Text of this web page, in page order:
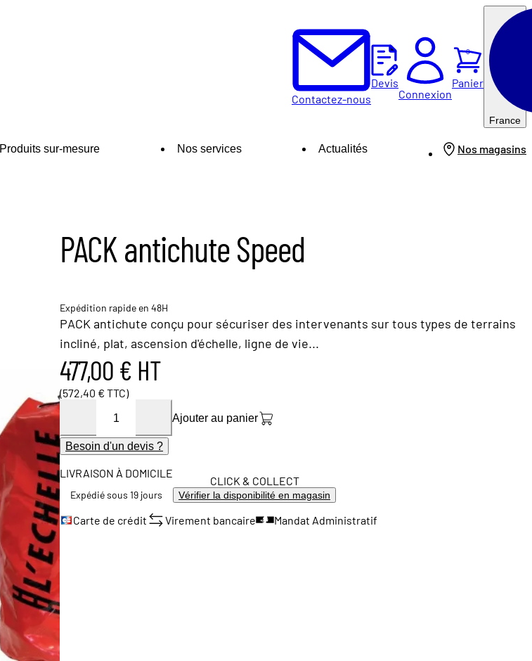
Contactez-nous
Devis
Connexion
Panier
0
France
Produits sur-mesure Nos services Actualités Nos magasins
PACK antichute Speed
Expédition rapide en 48H
PACK antichute conçu pour sécuriser des intervenants sur tous types de terrains
incliné, plat, ascension d'échelle, ligne de vie...
477,00 € HT
(572,40 € TTC)
Ajouter au panier
Besoin d'un devis ?
LIVRAISON À DOMICILE
Expédié sous 19 jours
CLICK & COLLECT
Vérifier la disponibilité en magasin
Carte de crédit Virement bancaire Mandat Administratif